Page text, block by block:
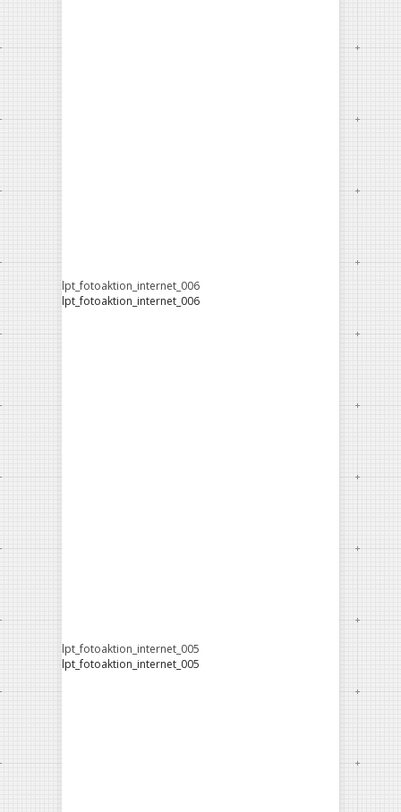
lpt_fotoaktion_internet_006
lpt_fotoaktion_internet_006
lpt_fotoaktion_internet_005
lpt_fotoaktion_internet_005